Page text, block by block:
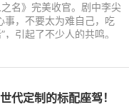
名》完美收官。剧中李尖
事，不要太为难自己，吃
引起了不少人的共鸣。
轻一代时刻面对来自各方
代定制的标配座驾！